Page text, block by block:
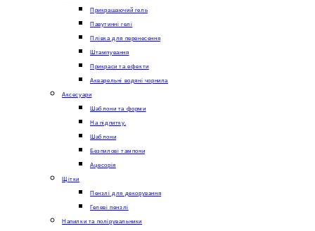
Прикрашаючий гель
Павутинні гелі
Плівка для перенесення
Штампування
Прикраси та ефекти
Акварельні водяні чорнила
Аксесуари
Шаблони та форми
На підпитку.
Шаблони
Безпилові тампони
Ацесорія
Щітки
Пензлі для декорування
Гелеві пензлі
Напилки та полірувальники